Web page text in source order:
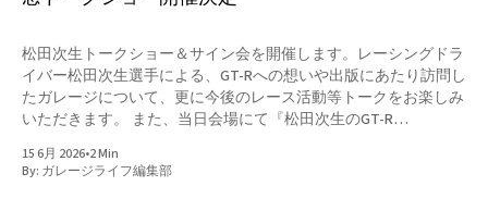
松田次生トークショー＆サイン会を開催します。レーシングドラ
イバー松田次生選手による、GT-Rへの想いや出版にあたり訪問し
たガレージについて、更に今後のレース活動等トークをお楽しみ
いただきます。 また、当日会場にて『松田次生のGT-R
GarageLife 2』をご購入いただいた方を対象に、サイン会・写真
撮影を実施。会場購入特典として、GarageLifeオリジナルプレー
15 6月 2026•2 Min
By: ガレージライフ編集部